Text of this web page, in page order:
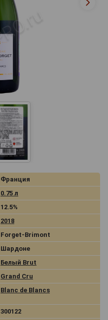
Франция
0.75 л
12.5%
2018
Forget-Brimont
Шардоне
Белый Brut
Grand Cru
Blanc de Blancs
300122